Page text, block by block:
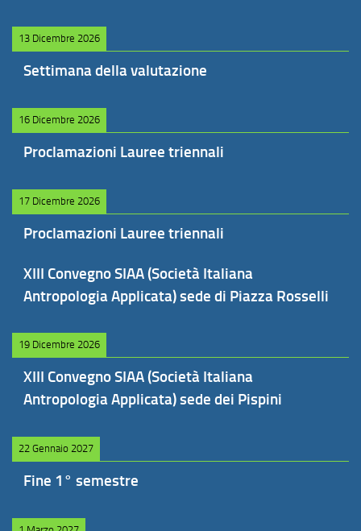
13 Dicembre 2026
Settimana della valutazione
16 Dicembre 2026
Proclamazioni Lauree triennali
17 Dicembre 2026
Proclamazioni Lauree triennali
XIII Convegno SIAA (Società Italiana
Antropologia Applicata) sede di Piazza Rosselli
19 Dicembre 2026
XIII Convegno SIAA (Società Italiana
Antropologia Applicata) sede dei Pispini
22 Gennaio 2027
Fine 1° semestre